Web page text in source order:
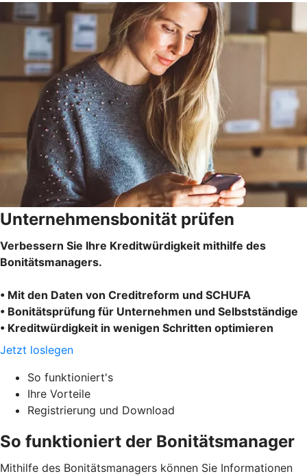
Unternehmensbonität prüfen
Verbessern Sie Ihre Kreditwürdigkeit mithilfe des
Bonitätsmanagers.
• Mit den Daten von Creditreform und SCHUFA
• Bonitätsprüfung für Unternehmen und Selbstständige
• Kreditwürdigkeit in wenigen Schritten optimieren
Jetzt loslegen
So funktioniert's
Ihre Vorteile
Registrierung und Download
So funktioniert der Bonitätsmanager
Mithilfe des Bonitätsmanagers können Sie Informationen